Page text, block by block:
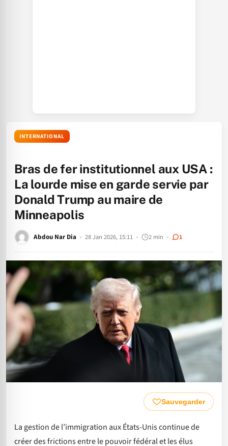
INTERNATIONAL
Bras de fer institutionnel aux USA :
La lourde mise en garde servie par
Donald Trump au maire de
Minneapolis
Abdou Nar Dia 28 Jan 2026, 15:11 2 min 1
Sauvegarder
La gestion de l’immigration aux États-Unis continue de
créer des frictions entre le pouvoir fédéral et les élus